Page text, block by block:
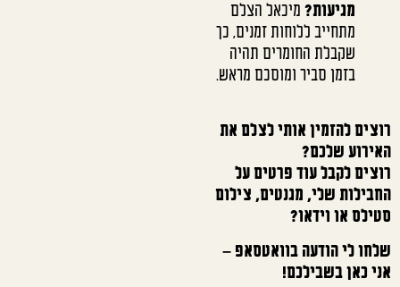
מגיעות? מיכאל הצלם
מתחייב ללוחות זמנים, כך
שקבלת החומרים תהיה
בזמן סביר ומוסכם מראש.
רוצים להזמין אותי לצלם את
האירוע שלכם?
רוצים לקבל עוד פרטים על
החבילות שלי, מגנטים, צילום
סטילס או וידאו?
שלחו לי הודעה בוואטסאפ –
אני כאן בשבילכם!